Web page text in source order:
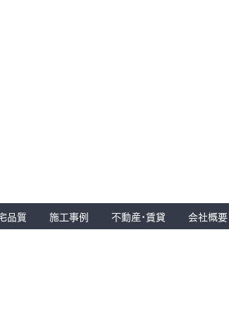
品質 施工事例 不動産・賃貸 会社概要